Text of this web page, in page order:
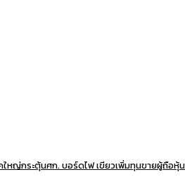
หญ่กระตุ้นศก. บอร์ดไฟ เขียวเพิ่มทุนขายผู้ถือหุ้